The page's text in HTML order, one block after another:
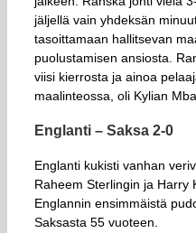
jäljellä vain yhdeksän
tasoittamaan hallitsevan
puolustamisen ansiosta.
viisi kierrosta ja ainoa
maalinteossa, oli Kylian
Englanti – Saksa 2-0
Englanti kukisti vanhan
Raheem Sterlingin ja Harry
Englannin ensimmäistä
Saksasta 55 vuoteen.